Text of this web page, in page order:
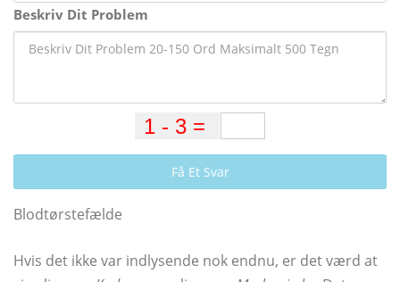
Beskriv Dit Problem
Få Et Svar
Blodtørstefælde
Hvis det ikke var indlysende nok endnu, er det værd at